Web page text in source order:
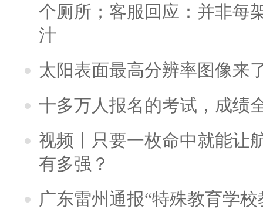
个厕所；客服回应：并非每
汁
太阳表面最高分辨率图像来
十多万人报名的考试，成绩
视频丨只要一枚命中就能让
有多强？
广东雷州通报“特殊教育学